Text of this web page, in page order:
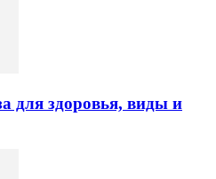
для здоровья, виды и